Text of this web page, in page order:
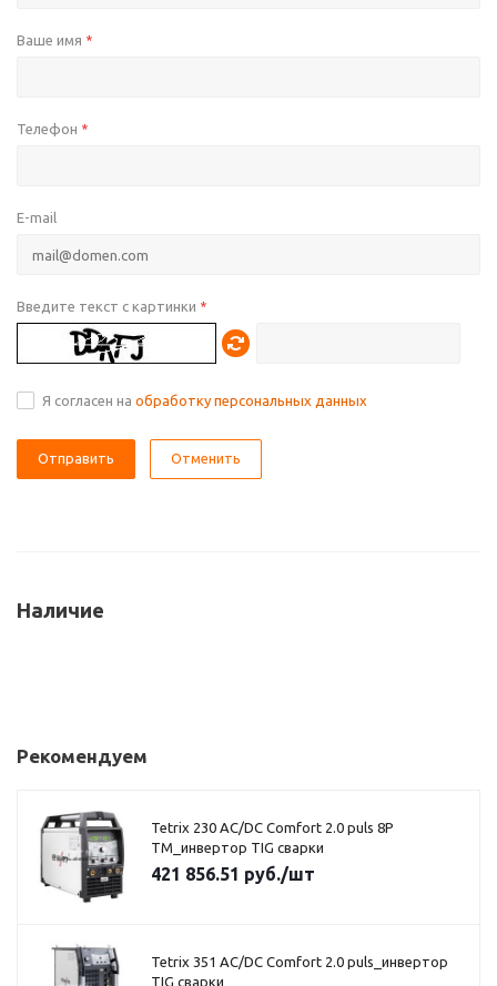
Ваше имя *
Телефон *
E-mail
Введите текст с картинки *
Я согласен на обработку персональных данных
Отменить
Наличие
Рекомендуем
Tetrix 230 AC/DC Comfort 2.0 puls 8P
TM_инвертор TIG сварки
421 856.51 руб./шт
Tetrix 351 AC/DC Comfort 2.0 puls_инвертор
TIG сварки